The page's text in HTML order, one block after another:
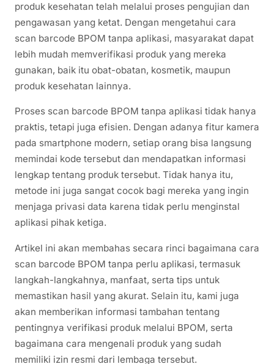
produk kesehatan telah melalui proses pengujian dan
pengawasan yang ketat. Dengan mengetahui cara
scan barcode BPOM tanpa aplikasi, masyarakat dapat
lebih mudah memverifikasi produk yang mereka
gunakan, baik itu obat-obatan, kosmetik, maupun
produk kesehatan lainnya.
Proses scan barcode BPOM tanpa aplikasi tidak hanya
praktis, tetapi juga efisien. Dengan adanya fitur kamera
pada smartphone modern, setiap orang bisa langsung
memindai kode tersebut dan mendapatkan informasi
lengkap tentang produk tersebut. Tidak hanya itu,
metode ini juga sangat cocok bagi mereka yang ingin
menjaga privasi data karena tidak perlu menginstal
aplikasi pihak ketiga.
Artikel ini akan membahas secara rinci bagaimana cara
scan barcode BPOM tanpa perlu aplikasi, termasuk
langkah-langkahnya, manfaat, serta tips untuk
memastikan hasil yang akurat. Selain itu, kami juga
akan memberikan informasi tambahan tentang
pentingnya verifikasi produk melalui BPOM, serta
bagaimana cara mengenali produk yang sudah
memiliki izin resmi dari lembaga tersebut.